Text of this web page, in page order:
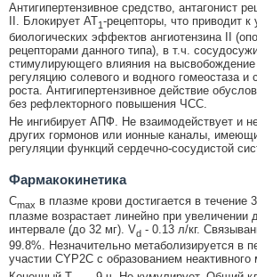
Антигипертензивное средство, антагонист
II. Блокирует АТ1-рецепторы, что приводит
биологических эффектов ангиотензина II
рецепторами данного типа), в т.ч.
стимулирующего влияния на высвобождение
регуляцию солевого и водного гомеостаза и
роста. Антигипертензивное действие
без рефлекторного повышения ЧСС.
Не ингибирует АПФ. Не взаимодействует и
других гормонов или ионные каналы,
регуляции функций сердечно-сосудистой
Фармакокинетика
Cmax в плазме крови достигается в течение
плазме возрастает линейно при увеличении
интервале (до 32 мг). Vd - 0.13 л/кг.
99.8%. Незначительно метаболизируется в
участии CYP2C с образованием неактивного